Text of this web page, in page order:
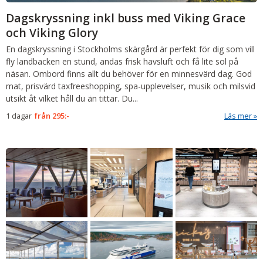
Dagskryssning inkl buss med Viking Grace
och Viking Glory
En dagskryssning i Stockholms skärgård är perfekt för dig som vill
fly landbacken en stund, andas frisk havsluft och få lite sol på
näsan. Ombord finns allt du behöver för en minnesvärd dag. God
mat, prisvärd taxfreeshopping, spa-upplevelser, musik och milsvid
utsikt åt vilket håll du än tittar. Du...
1 dagar från 295:- Läs mer